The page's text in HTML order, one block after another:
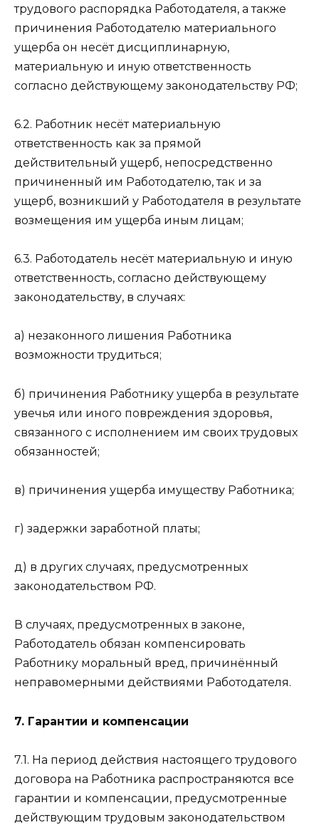
трудового распорядка Работодателя, а также
причинения Работодателю материального
ущерба он несёт дисциплинарную,
материальную и иную ответственность
согласно действующему законодательству РФ;
6.2. Работник несёт материальную
ответственность как за прямой
действительный ущерб, непосредственно
причиненный им Работодателю, так и за
ущерб, возникший у Работодателя в результате
возмещения им ущерба иным лицам;
6.3. Работодатель несёт материальную и иную
ответственность, согласно действующему
законодательству, в случаях:
а) незаконного лишения Работника
возможности трудиться;
б) причинения Работнику ущерба в результате
увечья или иного повреждения здоровья,
связанного с исполнением им своих трудовых
обязанностей;
в) причинения ущерба имуществу Работника;
г) задержки заработной платы;
д) в других случаях, предусмотренных
законодательством РФ.
В случаях, предусмотренных в законе,
Работодатель обязан компенсировать
Работнику моральный вред, причинённый
неправомерными действиями Работодателя.
7. Гарантии и компенсации
7.1. На период действия настоящего трудового
договора на Работника распространяются все
гарантии и компенсации, предусмотренные
действующим трудовым законодательством